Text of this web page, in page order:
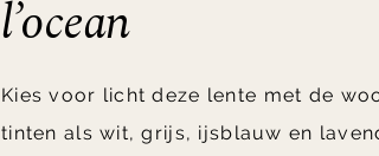
l’ocean
Kies voor licht deze lente met de
tinten als wit, grijs, ijsblauw en